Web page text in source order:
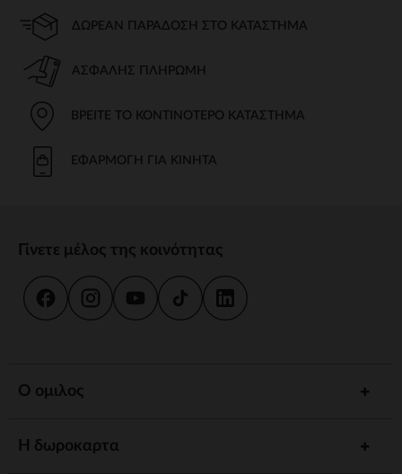
ΔΩΡΕΆΝ ΠΑΡΆΔΟΣΗ ΣΤΟ ΚΑΤΆΣΤΗΜΑ
ΑΣΦΑΛΉΣ ΠΛΗΡΩΜΉ
ΒΡΕΊΤΕ ΤΟ ΚΟΝΤΙΝΌΤΕΡΟ ΚΑΤΆΣΤΗΜΑ
ΕΦΑΡΜΟΓΉ ΓΙΑ ΚΙΝΗΤΆ
Γίνετε μέλος της κοινότητας
Ο ομιλος
Η δωροκαρτα